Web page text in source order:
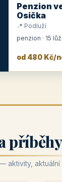
Penzion
Osička
📍 Podluží
penzion · 15
od 480 Kč/
aktuální